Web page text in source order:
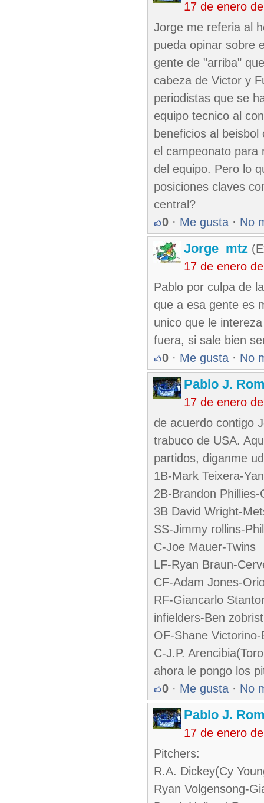
17 de enero
Jorge me referia al
pueda opinar sobre
gente de "arriba"
cabeza de Victor y
periodistas que se
equipo tecnico al
beneficios al
el campeonato para
del equipo. Pero lo
posiciones claves
central?
0 · Me gusta · No
Jorge_mtz
17 de enero
Pablo por culpa de
que a esa gente es
unico que le
fuera, si sale bien
0 · Me gusta · No
Pablo J.
17 de enero
de acuerdo contigo
trabuco de USA.
partidos, diganme
1B-Mark Teixera-
2B-Brandon Phillies-
3B David Wright-
SS-Jimmy rollins-
C-Joe Mauer-Twins
LF-Ryan Braun-
CF-Adam Jones-
RF-Giancarlo
infielders-Ben
OF-Shane
C-J.P.
ahora le pongo los
0 · Me gusta · No
Pablo J.
17 de enero
Pitchers:
R.A. Dickey(Cy
Ryan Volgensong-